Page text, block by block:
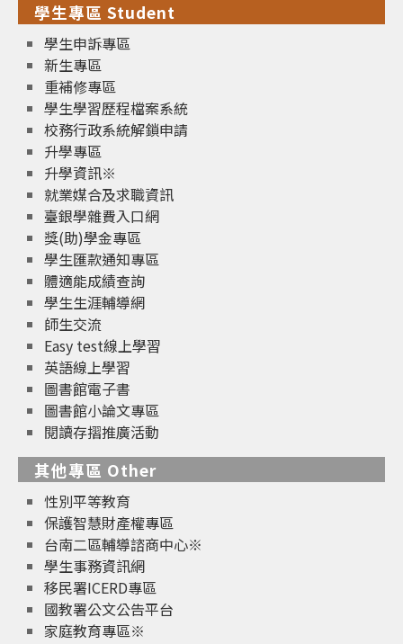
學生專區 Student
學生申訴專區
新生專區
重補修專區
學生學習歷程檔案系統
校務行政系統解鎖申請
升學專區
升學資訊※
就業媒合及求職資訊
臺銀學雜費入口網
獎(助)學金專區
學生匯款通知專區
體適能成績查詢
學生生涯輔導網
師生交流
Easy test線上學習
英語線上學習
圖書館電子書
圖書館小論文專區
閱讀存摺推廣活動
其他專區 Other
性別平等教育
保護智慧財產權專區
台南二區輔導諮商中心※
學生事務資訊網
移民署ICERD專區
國教署公文公告平台
家庭教育專區※